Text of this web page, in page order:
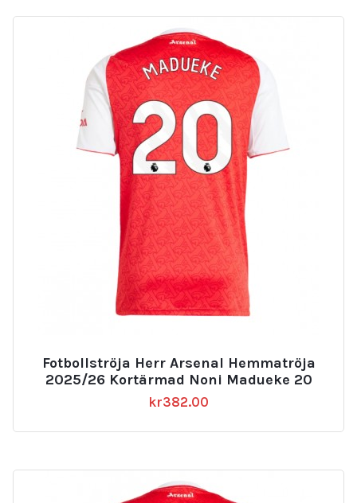
Fotbollströja Herr Arsenal Hemmatröja
2025/26 Kortärmad Noni Madueke 20
kr382.00